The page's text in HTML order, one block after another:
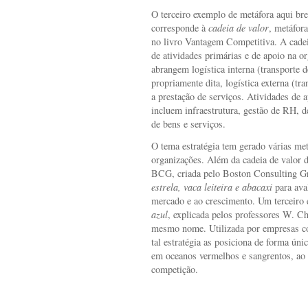
O terceiro exemplo de metáfora aqui
corresponde à cadeia de valor,
no livro Vantagem Competitiva. A
de atividades primárias e de apoio na
abrangem logística interna (transporte
propriamente dita, logística externa
a prestação de serviços. Atividades de
incluem infraestrutura, gestão de RH,
de bens e serviços.
O tema estratégia tem gerado várias
organizações. Além da cadeia de
BCG, criada pelo Boston Consulting
estrela, vaca leiteira e abacaxi para
mercado e ao crescimento. Um
azul, explicada pelos professores W.
mesmo nome. Utilizada por empresas
tal estratégia as posiciona de forma
em oceanos vermelhos e sangrentos,
competição.